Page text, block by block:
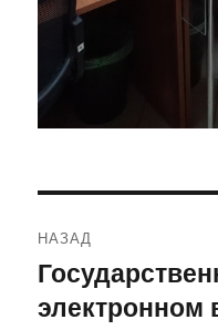
по
записям
НАЗАД
Предыдущая
запись:
электронном